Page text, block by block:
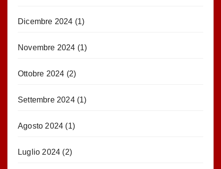
Dicembre 2024 (1)
Novembre 2024 (1)
Ottobre 2024 (2)
Settembre 2024(1)
Agosto 2024 (1)
Luglio 2024 (2)